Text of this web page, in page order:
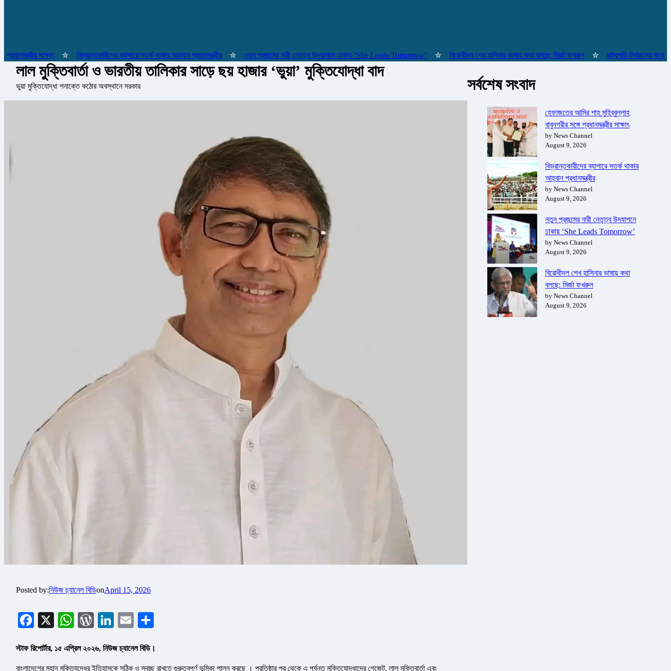
সাক্ষাৎ ✮ বিভ্রান্তকারীদের ব্যাপারে সতর্ক থাকার আহ্বান প্রধানমন্ত্রীর ✮ নতুন প্রজন্মের নারী নেতৃত্ব উদযাপনে ঢাকায় ‘She Leads Tomorrow’ ✮ বিরোধীদল শেখ হাসিনার ভাষায় কথা বলছে: মির্জা ফখরুল ✮ রাষ্ট্রপতি নির্বাচনের
লাল মুক্তিবার্তা ও ভারতীয় তালিকার সাড়ে ছয় হাজার ‘ভুয়া’ মুক্তিযোদ্ধা বাদ
ভুয়া মুক্তিযোদ্ধা শনাক্তে কঠোর অবস্থানে সরকার
Posted by:নিউজ চ্যানেল বিডিonApril 15, 2026
Facebook
X WhatsApp
WordPress
LinkedIn
Email
স্টাফ রিপোর্টার, ১৫ এপ্রিল ২০২৬, নিউজ চ্যানেল বিডি।
বাংলাদেশের মহান মুক্তিযুদ্ধের ইতিহাসকে সঠিক ও স্বচ্ছ রাখতে গুরুত্বপূর্ণ ভূমিকা পালন করছে । প্রতিষ্ঠার পর থেকে এ পর্যন্ত মুক্তিযোদ্ধাদের গেজেট, লাল মুক্তিবার্তা এবং
সর্বশেষ সংবাদ
হেফাজতের আমির শাহ মুহিব্বুল্লাহ
বাবুনগরীর সঙ্গে প্রধানমন্ত্রীর সাক্ষাৎ
by News Channel
August 9, 2026
বিভ্রান্তকারীদের ব্যাপারে সতর্ক থাকার
আহ্বান প্রধানমন্ত্রীর
by News Channel
August 9, 2026
নতুন প্রজন্মের নারী নেতৃত্ব উদযাপনে
ঢাকায় ‘She Leads Tomorrow’
by News Channel
August 9, 2026
বিরোধীদল শেখ হাসিনার ভাষায় কথা
বলছে: মির্জা ফখরুল
by News Channel
August 9, 2026